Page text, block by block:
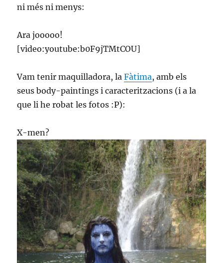
ni més ni menys:
Ara jooooo!
[video:youtube:b0F9jTMtCOU]
Vam tenir maquilladora, laFàtima, amb els
seus body-paintings i caracteritzacions (i a la
que li he robat les fotos :P):
X-men?